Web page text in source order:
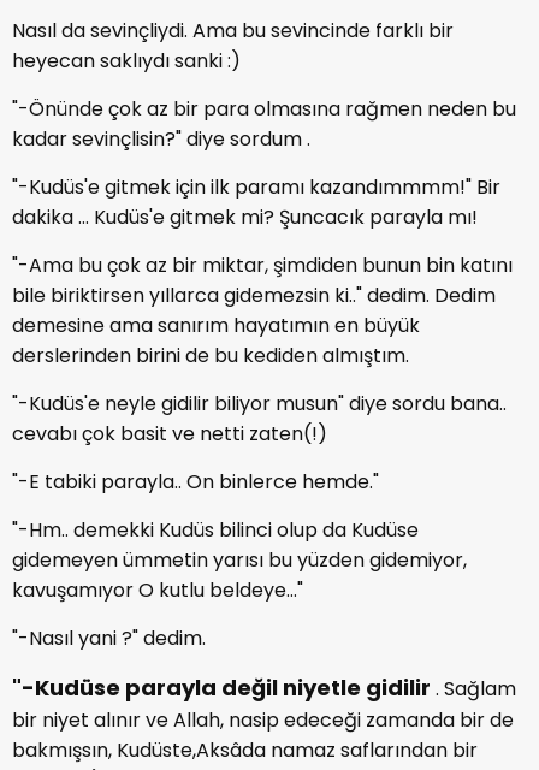
Nasıl da sevinçliydi. Ama bu sevincinde farklı bir
heyecan saklıydı sanki :)
"-Önünde çok az bir para olmasına rağmen neden bu
kadar sevinçlisin?" diye sordum .
"-Kudüs'e gitmek için ilk paramı kazandımmmm!" Bir
dakika ... Kudüs'e gitmek mi? Şuncacık parayla mı!
"-Ama bu çok az bir miktar, şimdiden bunun bin katını
bile biriktirsen yıllarca gidemezsin ki.." dedim. Dedim
demesine ama sanırım hayatımın en büyük
derslerinden birini de bu kediden almıştım.
"-Kudüs'e neyle gidilir biliyor musun" diye sordu bana..
cevabı çok basit ve netti zaten(!)
"-E tabiki parayla.. On binlerce hemde."
"-Hm.. demekki Kudüs bilinci olup da Kudüse
gidemeyen ümmetin yarısı bu yüzden gidemiyor,
kavuşamıyor O kutlu beldeye..."
"-Nasıl yani ?" dedim.
"-Kudüse parayla değil niyetle gidilir . Sağlam
bir niyet alınır ve Allah, nasip edeceği zamanda bir de
bakmışsın, Kudüste,Aksâda namaz saflarından bir